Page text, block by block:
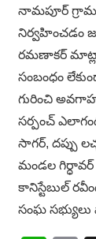
నామపూర్
నిర్వహించడం
రమణాకర్
సంబంధం
గురించి
సర్పంచ్
సాగర్, దప్పు
మండల
కానిస్టేబుల్
సంఘ సభ్యులు